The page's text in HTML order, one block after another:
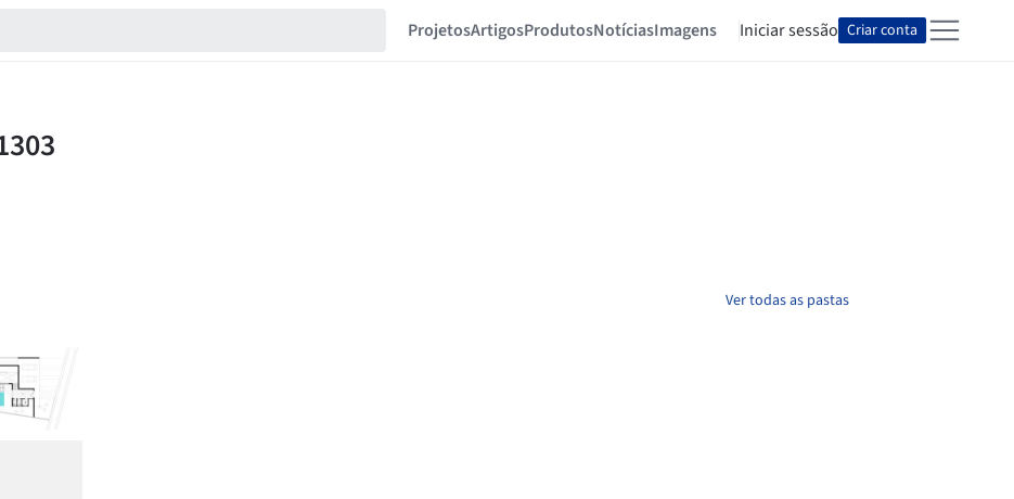
ProjetosArtigosProdutosNotíciasImagens Iniciar sessão Criar conta
Ver todas as pastas